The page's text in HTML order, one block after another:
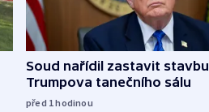
Soud nařídil zastavit stavbu
Trumpova tanečního sálu
před 1hodinou